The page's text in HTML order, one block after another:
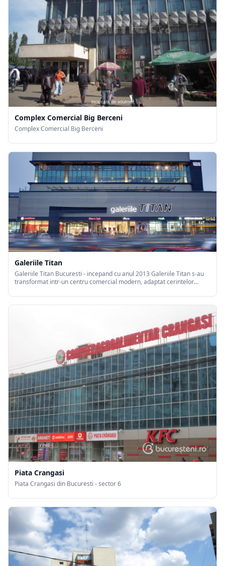
Complex Comercial Big Berceni
Complex Comercial Big Berceni
Galeriile Titan
Galeriile Titan Bucuresti - incepand cu anul 2013 Galeriile Titan s-au
transformat intr-un centru comercial modern, adaptat cerintelor
Piata Crangasi
Piata Crangasi din Bucuresti - sector 6